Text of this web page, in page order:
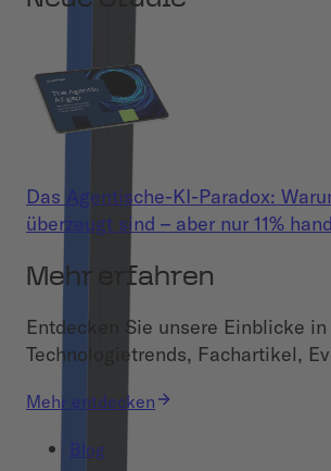
Das Agentische-KI-Paradox:
überzeugt sind – aber nur 11%
Mehr erfahren
Entdecken Sie unsere Einblicke
Technologietrends, Fachartikel,
Mehr entdecken
Blog